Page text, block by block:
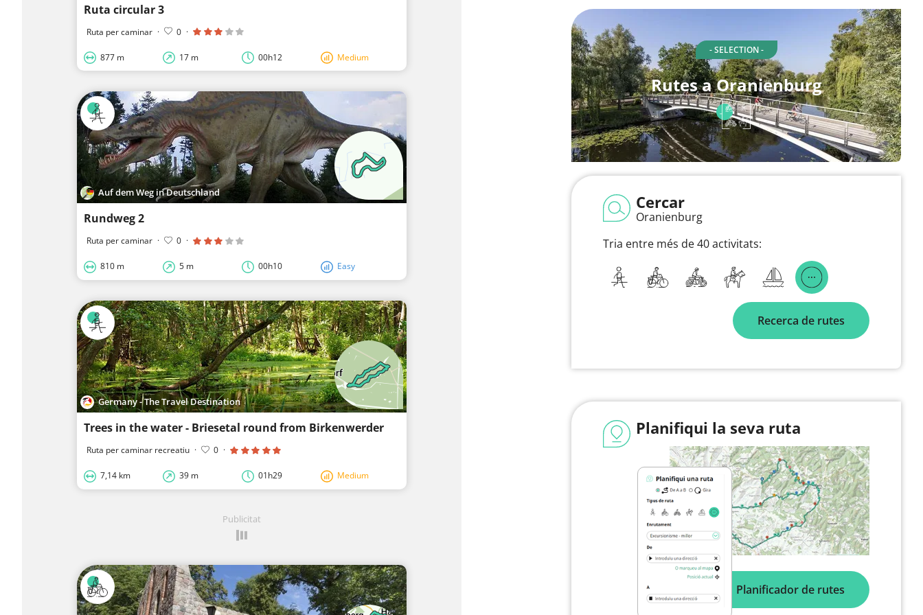
Ruta circular 3
Ruta per caminar · 0 ·
877 m 17 m 00h12 Medium
Auf dem Weg in Deutschland
Rundweg 2
Ruta per caminar · 0 ·
810 m 5 m 00h10 Easy
Germany - The Travel Destination
Trees in the water - Briesetal round from Birkenwerder
Ruta per caminar recreatiu · 0 ·
7,14 km 39 m 01h29 Medium
Publicitat
- SELECTION -
Rutes a Oranienburg
Cercar
Oranienburg
Tria entre més de 40 activitats:
Recerca de rutes
Planifiqui la seva ruta
Planificador de rutes